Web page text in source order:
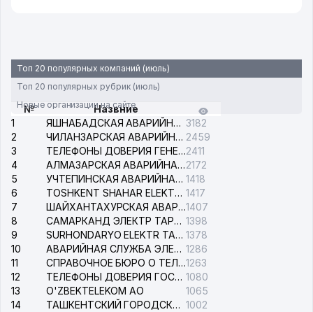
Топ 20 популярных компаний (июль)
Топ 20 популярных рубрик (июль)
Новые организации на сайте
№
Назвние
1
ЯШНАБАДСКАЯ АВАРИЙНАЯ СЛУЖБА ЭЛЕКТРОСЕТИ 3182
2
ЧИЛАНЗАРСКАЯ АВАРИЙНАЯ СЛУЖБА ЭЛЕКТРОСЕТИ 2459
3
ТЕЛЕФОНЫ ДОВЕРИЯ ГЕНЕРАЛЬНОЙ ПРОКУРАТУРЫ РЕСПУБЛИКИ УЗБЕКИСТАН2411
4
АЛМАЗАРСКАЯ АВАРИЙНАЯ СЛУЖБА ЭЛЕКТРОСЕТИ2172
5
УЧТЕПИНСКАЯ АВАРИЙНАЯ СЛУЖБА ЭЛЕКТРОСЕТИ 1418
6
TOSHKENT SHAHAR ELEKTR TARMOQLARI KORXONASI АО 1417
7
ШАЙХАНТАХУРСКАЯ АВАРИЙНАЯ СЛУЖБА ЭЛЕКТРОСЕТИ1407
8
САМАРКАНД ЭЛЕКТР ТАРМОКЛАРИ АО 1398
9
SURHONDARYO ELEKTR TARMOKLARI АО 1378
10
АВАРИЙНАЯ СЛУЖБА ЭЛЕКТРОСЕТИ ТАШКЕНТСКОГО РАЙОНА 1286
11
СПРАВОЧНОЕ БЮРО О ТЕЛЕФОНАХ ОРГАНИЗАЦИЙ г. ТАШКЕНТА1263
12
ТЕЛЕФОНЫ ДОВЕРИЯ ГОСУДАРСТВЕННОГО ЦЕНТРА ТЕСТИРОВАНИЯ 1080
13
O'ZBEKTELEKOM АО
1065
14
ТАШКЕНТСКИЙ ГОРОДСКОЙ СУД ПО ГРАЖДАНСКИМ ДЕЛАМ 1002